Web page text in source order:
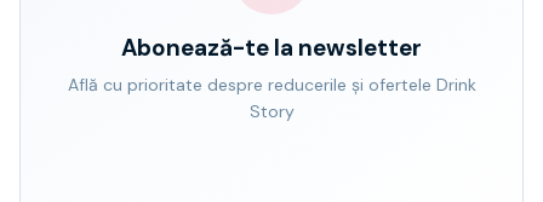
Abonează-te la newsletter
Află cu prioritate despre reducerile și ofertele Drink
Story